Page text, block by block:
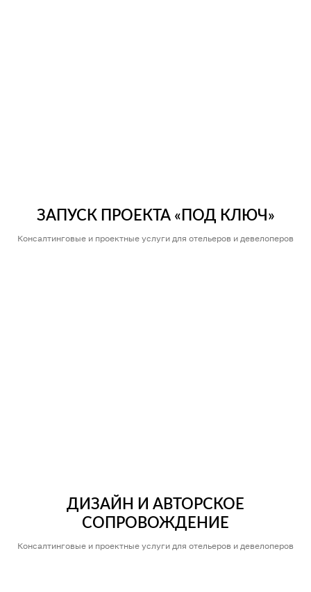
ЗАПУСК ПРОЕКТА «ПОД КЛЮЧ»
Консалтинговые и проектные услуги для отельеров и девелоперов
ДИЗАЙН И АВТОРСКОЕ
СОПРОВОЖДЕНИЕ
Консалтинговые и проектные услуги для отельеров и девелоперов